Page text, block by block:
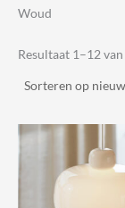
Woud
Resultaat 1–12